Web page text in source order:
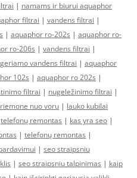
| namams ir biurui aquaphor
filtrai | vandens filtrai |
| aquaphor ro-202s | aquaphor ro-
ro-206s | vandens filtrai |
geriamo vandens filtrai | aquaphor
102s | aquaphor ro 202s |
filtrai | nugeležinimo filtrai |
nuo voru | lauko kubilai
telefonų remontas | kas yra seo |
| telefonų remontas |
| seo straipsniu
| seo straipsniu talpinimas | kaip